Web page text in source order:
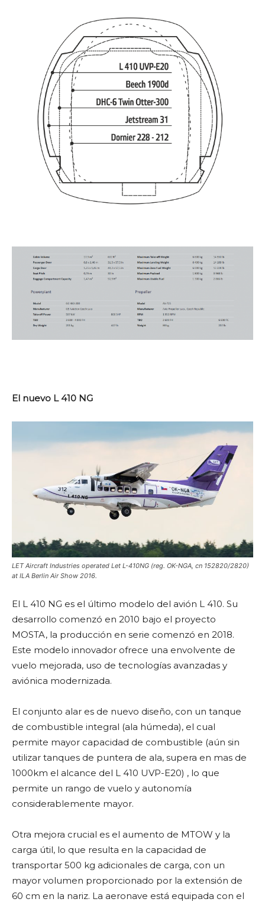
El nuevo L 410 NG
LET Aircraft Industries operated Let L-410NG (reg. OK-NGA, cn 152820/2820)
at ILA Berlin Air Show 2016.
El L 410 NG es el último modelo del avión L 410. Su
desarrollo comenzó en 2010 bajo el proyecto
MOSTA, la producción en serie comenzó en 2018.
Este modelo innovador ofrece una envolvente de
vuelo mejorada, uso de tecnologías avanzadas y
aviónica modernizada.
El conjunto alar es de nuevo diseño, con un tanque
de combustible integral (ala húmeda), el cual
permite mayor capacidad de combustible (aún sin
utilizar tanques de puntera de ala, supera en mas de
1000km el alcance del L 410 UVP-E20) , lo que
permite un rango de vuelo y autonomía
considerablemente mayor.
Otra mejora crucial es el aumento de MTOW y la
carga útil, lo que resulta en la capacidad de
transportar 500 kg adicionales de carga, con un
mayor volumen proporcionado por la extensión de
60 cm en la nariz. La aeronave está equipada con el